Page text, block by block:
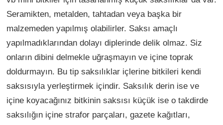
Seramikten, metalden, tahtadan veya başka bir
malzemeden yapılmış olabilirler. Saksı amaçlı
yapılmadıklarından dolayı diplerinde delik olmaz. Siz
onların dibini delmekle uğraşmayın ve içine toprak
doldurmayın. Bu tip saksılıklar içlerine bitkileri kendi
saksısıyla yerleştirmek içindir. Saksılık derin ise ve
içine koyacağınız bitkinin saksısı küçük ise o takdirde
saksılığın içine strafor parçaları, gazete kağıtları,